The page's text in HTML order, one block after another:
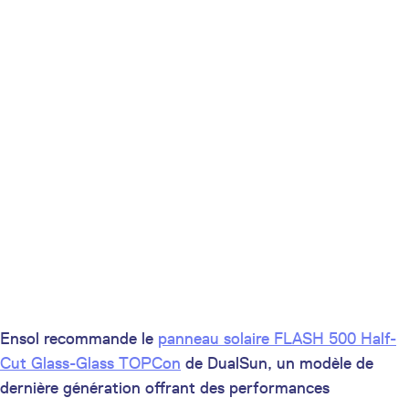
Ensol recommande le panneau solaire FLASH 500 Half-
Cut Glass-Glass TOPCon de DualSun, un modèle de
dernière génération offrant des performances